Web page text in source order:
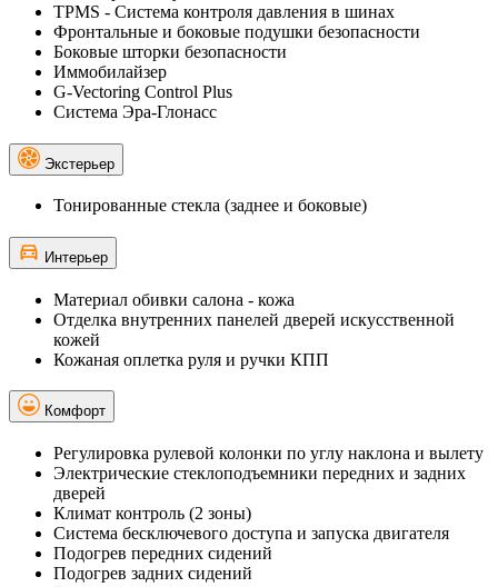
TPMS - Cистема контроля давления в шинах
Фронтальные и боковые подушки безопасности
Боковые шторки безопасности
Иммобилайзер
G-Vectoring Control Plus
Система Эра-Глонасс
Экстерьер
Тонированные стекла (заднее и боковые)
Интерьер
Материал обивки салона - кожа
Отделка внутренних панелей дверей искусственной
кожей
Кожаная оплетка руля и ручки КПП
Комфорт
Регулировка рулевой колонки по углу наклона и вылету
Электрические стеклоподъемники передних и задних
дверей
Климат контроль (2 зоны)
Система бесключевого доступа и запуска двигателя
Подогрев передних сидений
Подогрев задних сидений